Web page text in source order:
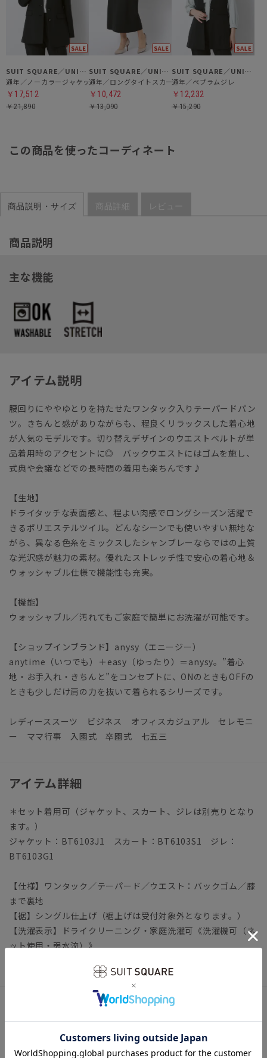
SUIT SQUARE／UNIVERSAL LANGUAGE／WHITE
通年／ノーカラージャケット
￥17,512
￥21,890
SUIT SQUARE／UNIVERSAL LANGUAGE／WHITE
通年／ロングタイトスカート
￥10,472
￥13,090
SUIT SQUARE／UNIVERSAL LANGUAGE／WHITE
通年／ペプラムジレ
￥12,232
￥15,290
この商品を使ったコーディネート
商品説明・サイズ 商品詳細 レビュー
商品説明
主な機能
アイテム説明
腰回りにややゆとりを持たせたワンタック入りテーパードパン
ツ。きちんと感がありながらも、程良くリラックスした着心地
が人気のモデルです。切り替えデザインのウエストベルトが単
品着用時のアクセントに◎ バックウエストにはゴムを施し、
式典や会議などでの長時間の着用も楽ちんです♪
【生地】
ドライタッチな表面感と、程よい肉感でロングシーズン活躍で
きるポリエステルツイル。どんなシーンでも使いやすい無地な
がら、異なる色糸をミックスしたシャンブレーならではの上質
な光沢感が魅力の素材。優れたストレッチ性で安心の着心地＆
ウォッシャブル仕様で機能性も充実。
【機能】
ウォッシャブル／汚れてもご家庭で簡単にお洗濯が可能です。
【ショップインブランド】anysy（エニージー）
anytime（いつでも）＋easy（ゆったり）＝anysy。”着心
地・お手入れ・きちんと”をコンセプトに、ONのときもOFFの
ときも少しだけ肩の力を抜いて着られるシリーズです。
レディーススーツ ビジネス オフィスカジュアル セレモニ
ー ママ行事 入園式 卒園式 七五三
アイテム詳細
＊セット着用可（ジャケット、スカート、ジレは別売りとなり
ます。）
ジャケット：BT6103J1 スカート：BT6103S1 ジレ：
BT6103G1
【仕様】ワンタック／テーパード／ウエスト：バックゴム／膝
まで裏地
【裾】シングル仕上げ（裾上げは受付対象外となります。）
【洗濯表示】ドライクリーニング・家庭洗濯可《洗濯機可（ネ
ット使用・弱水流）》
モデル：163cm B80cm W60cm H88cm 着用サイズ：38
〔10枚目〕モデル：166cm B80cm W59cm H85cm 着用サ